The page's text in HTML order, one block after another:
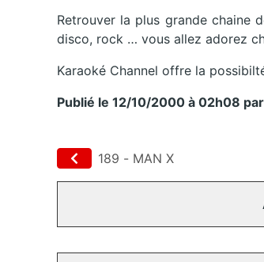
Retrouver la plus grande chaine
disco, rock … vous allez adorez
Karaoké Channel offre la
Publié le 12/10/2000 à 02h08 par
189 - MAN X